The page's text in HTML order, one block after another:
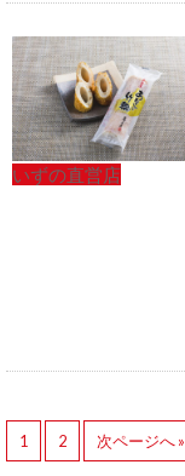
いずの直営店
1 2 次ページへ »